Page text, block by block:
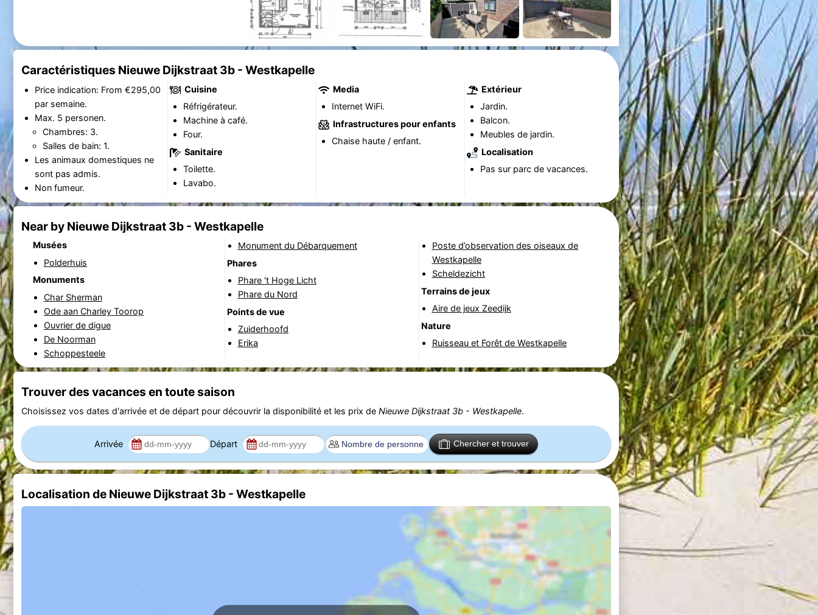
Caractéristiques Nieuwe Dijkstraat 3b - Westkapelle
Price indication: From €295,00
par semaine.
Max. 5 personen.
Chambres: 3.
Salles de bain: 1.
Les animaux domestiques ne
sont pas admis.
Non fumeur.
Cuisine
Réfrigérateur.
Machine à café.
Four.
Sanitaire
Toilette.
Lavabo.
Media
Internet WiFi.
Infrastructures pour enfants
Chaise haute / enfant.
Extérieur
Jardin.
Balcon.
Meubles de jardin.
Localisation
Pas sur parc de vacances.
Near by Nieuwe Dijkstraat 3b - Westkapelle
Musées
Polderhuis
Monuments
Char Sherman
Ode aan Charley Toorop
Ouvrier de digue
De Noorman
Schoppesteele
Monument du Débarquement
Phares
Phare 't Hoge Licht
Phare du Nord
Points de vue
Zuiderhoofd
Erika
Poste d’observation des oiseaux de
Westkapelle
Scheldezicht
Terrains de jeux
Aire de jeux Zeedijk
Nature
Ruisseau et Forêt de Westkapelle
Trouver des vacances en toute saison
Choisissez vos dates d'arrivée et de départ pour découvrir la disponibilité et les prix de Nieuwe Dijkstraat 3b - Westkapelle.
Arrivée Départ Chercher et trouver
Localisation de Nieuwe Dijkstraat 3b - Westkapelle